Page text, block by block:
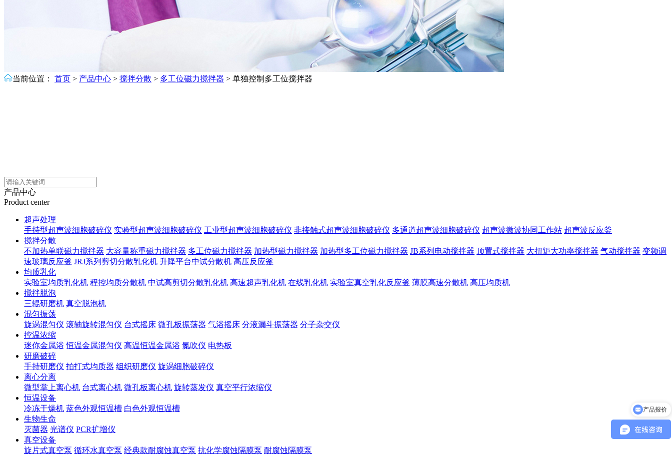
当前位置： 首页 > 产品中心 > 搅拌分散 > 多工位磁力搅拌器 > 单独控制多工位搅拌器
产品中心
Product center
超声处理
手持型超声波细胞破碎仪 实验型超声波细胞破碎仪 工业型超声波细胞破碎仪 非接触式超声波细胞破碎仪 多通道超声波细胞破碎仪 超声波微波协同工作站 超声波反应釜
搅拌分散
不加热单联磁力搅拌器 大容量称重磁力搅拌器 多工位磁力搅拌器 加热型磁力搅拌器 加热型多工位磁力搅拌器 JB系列电动搅拌器 顶置式搅拌器 大扭矩大功率搅拌器 气动搅拌器 变频调
速玻璃反应釜 JRJ系列剪切分散乳化机 升降平台中试分散机 高压反应釜
均质乳化
实验室均质乳化机 程控均质分散机 中试高剪切分散乳化机 高速超声乳化机 在线乳化机 实验室真空乳化反应釜 薄膜高速分散机 高压均质机
搅拌脱泡
三辊研磨机 真空脱泡机
混匀振荡
旋涡混匀仪 滚轴旋转混匀仪 台式摇床 微孔板振荡器 气浴摇床 分液漏斗振荡器 分子杂交仪
控温浓缩
迷你金属浴 恒温金属混匀仪 高温恒温金属浴 氮吹仪 电热板
研磨破碎
手持研磨仪 拍打式均质器 组织研磨仪 旋涡细胞破碎仪
离心分离
微型掌上离心机 台式离心机 微孔板离心机 旋转蒸发仪 真空平行浓缩仪
恒温设备
冷冻干燥机 蓝色外观恒温槽 白色外观恒温槽
生物生命
灭菌器 光谱仪 PCR扩增仪
真空设备
旋片式真空泵 循环水真空泵 经典款耐腐蚀真空泵 抗化学腐蚀隔膜泵 耐腐蚀隔膜泵
产品参数